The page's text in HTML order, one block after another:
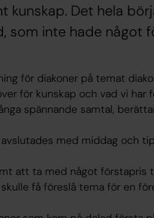
kunskap. Det hela
som inte hade något
för diakoner på temat
för kunskap och vad vi
spännande samtal,
med middag och
att ta med något förstapris
få föreslå tema för en